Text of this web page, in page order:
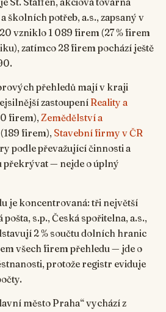
školních potřeb, a.s., zapsaný v
vzniklo 1 089 firem (27 % firem
zatímco 28 firem pochází ještě
přehledů mají v kraji
zastoupení Reality a
firem),Zemědělství a
(189 firem), Stavební firmy v ČR
podle převažující činnosti a
překrývat — nejde o úplný
je koncentrovaná: tři největší
s.p., Česká spořitelna, a.s.,
2 % součtu dolních hranic
všech firem přehledu — jde o
protože registr eviduje
město Praha“ vychází z